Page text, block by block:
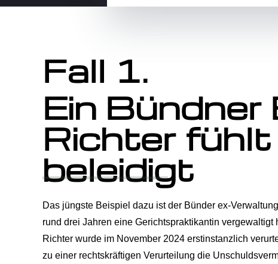
Fall 1.
Ein Bündner
Richter fühlt
beleidigt
Das jüngste Beispiel dazu ist der Bünder ex-
rund drei Jahren eine Gerichtspraktikantin vergewaltigt
Richter wurde im November 2024 erstinstanzlich
zu einer rechtskräftigen Verurteilung die